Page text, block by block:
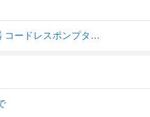
ジェックス ピュアクリスタル グラッシーR 犬用 1.5L フィルター式給水器 コードレスポンプタンク USB電源 静音 フィル